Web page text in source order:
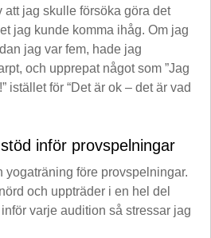
att jag skulle försöka göra det
jag kunde komma ihåg. Om jag
jag var fem, hade jag
och upprepat något som ”Jag
istället för “Det är ok – det är vad
inför provspelningar
yogaträning före provspelningar.
och uppträder i en hel del
varje audition så stressar jag